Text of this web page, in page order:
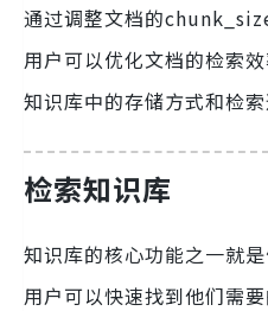
通过调整文档的
用户可以优化文档的检索
知识库中的存储方式和检索
检索知识库
知识库的核心功能之一就
用户可以快速找到他们需